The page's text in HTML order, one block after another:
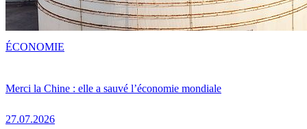
Merci la Chine : elle a sauvé l’économie mondiale
27.07.2026
ÉCONOMIE